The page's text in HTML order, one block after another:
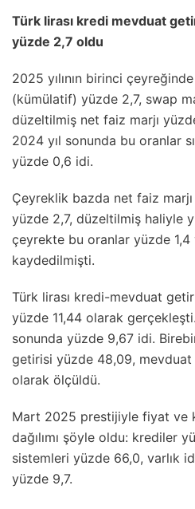
Türk lirası kredi mevduat
yüzde 2,7 oldu
2025 yılının birinci
(kümülatif) yüzde 2,7, swap
düzeltilmiş net faiz marjı
2024 yıl sonunda bu oranlar
yüzde 0,6 idi.
Çeyreklik bazda net faiz
yüzde 2,7, düzeltilmiş haliyle
çeyrekte bu oranlar yüzde
kaydedilmişti.
Türk lirası kredi-mevduat
yüzde 11,44 olarak
sonunda yüzde 9,67 idi.
getirisi yüzde 48,09,
olarak ölçüldü.
Mart 2025 prestijiyle fiyat ve
dağılımı şöyle oldu: krediler
sistemleri yüzde 66,0, varlık
yüzde 9,7.